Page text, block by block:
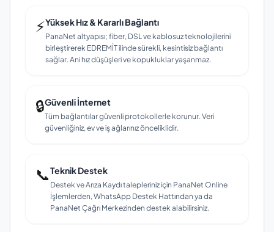
⚡Yüksek Hız & Kararlı Bağlantı
PanaNet altyapısı; fiber, DSL ve kablosuz teknolojilerini
birleştirerek EDREMİT ilinde sürekli, kesintisiz bağlantı
sağlar. Ani hız düşüşleri ve kopukluklar yaşanmaz.
🔒Güvenli İnternet
Tüm bağlantılar güvenli protokollerle korunur. Veri
güvenliğiniz, ev ve iş ağlarınız önceliklidir.
📞Teknik Destek
Destek ve Arıza Kaydı talepleriniz için PanaNet Online
İşlemlerden, WhatsApp Destek Hattından ya da
PanaNet Çağrı Merkezinden destek alabilirsiniz.